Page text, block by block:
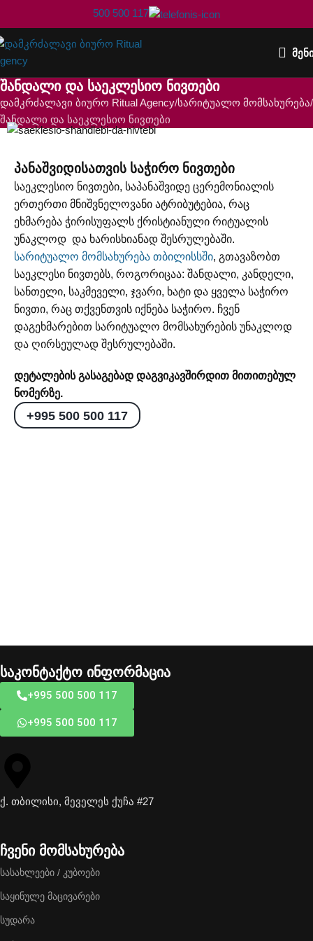
500 500 117
შანდალი და საეკლესიო ნივთები
დამკრძალავი ბიურო Ritual Agency სარიტუალო მომსახურება
შანდალი და საეკლესიო ნივთები
პანაშვიდისათვის საჭირო ნივთები
საეკლესიო ნივთები, საპანაშვიდე ცერემონიალის
ერთერთი მნიშვნელოვანი ატრიბუტებია, რაც
ეხმარება ჭირისუფალს ქრისტიანული რიტუალის
უნაკლოდ და ხარისხიანად შესრულებაში.
სარიტუალო მომსახურება თბილისსში, გთავაზობთ
საეკლესი ნივთებს, როგორიცაა: შანდალი, კანდელი,
სანთელი, საკმეველი, ჯვარი, ხატი და ყველა საჭირო
ნივთი, რაც თქვენთვის იქნება საჭირო. ჩვენ
დაგეხმარებით სარიტუალო მომსახურების უნაკლოდ
და ღირსეულად შესრულებაში.
დეტალების გასაგებად დაგვიკავშირდით მითითებულ
ნომერზე.
+995 500 500 117
საკონტაქტო ინფორმაცია
+995 500 500 117
+995 500 500 117
ქ. თბილისი, მეველეს ქუჩა #27
ჩვენი მომსახურება
სასახლეები / კუბოები
საყინულე მაცივარები
სუდარა